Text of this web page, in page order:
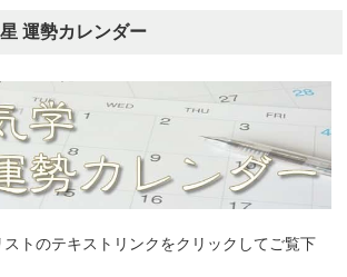
運勢カレンダー
トのテキストリンクをクリックしてご覧下